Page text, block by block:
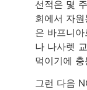
선적은 몇
회에서 자
은 바프니
나 나사렛
먹이기에
그런 다음